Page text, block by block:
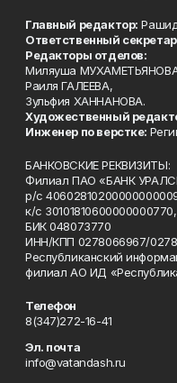
Главный редактор:
Ответственный
Редакторы отделов:
Миляуша
Раиля ГАЛЕЕВА,
Зульфия ХАННАНОВА.
Художественный
Инженер по верстке:
БАНКОВСКИЕ РЕКВИЗИТЫ:
Филиал ПАО «БАНК
р/с
к/с 30101810600000000770,
БИК 048073770
ИНН/КПП 0278066967/
Республиканский
филиал АО ИД
Телефон
8(347)272-16-41
Эл. почта
info@vatandash.ru